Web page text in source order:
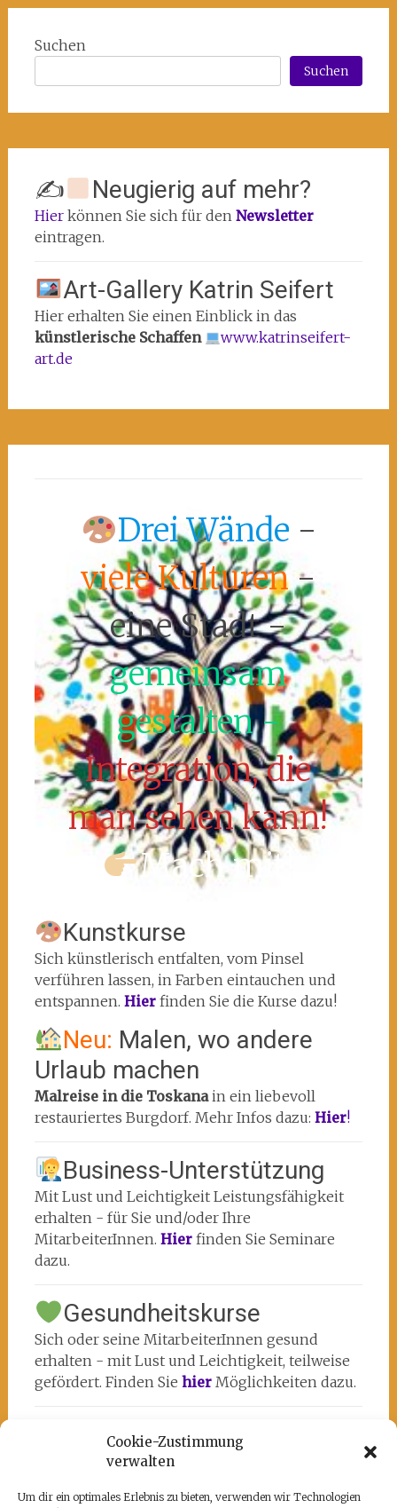
Cookie-Zustimmung
verwalten
Um dir ein optimales Erlebnis zu bieten, verwenden wir Technologien
Suchen
Suchen
✍ Neugierig auf mehr?
Hierkönnen Sie sich für den Newsletter
eintragen.
Art-Gallery Katrin Seifert
Hier erhalten Sie einen Einblick in das
künstlerische Schaffen
www.katrinseifert-
art.de
Drei Wände -
viele Kulturen-
eine Stadt -
gemeinsam
gestalten -
Integration, die
man sehen kann!
Mach mit!
Kunstkurse
Sich künstlerisch entfalten, vom Pinsel
verführen lassen, in Farben eintauchen und
entspannen. Hier finden Sie die Kurse dazu!
Neu: Malen, wo andere
Urlaub machen
Malreise in die Toskanain ein liebevoll
restauriertes Burgdorf. Mehr Infos dazu: Hier!
Business-Unterstützung
Mit Lust und Leichtigkeit Leistungsfähigkeit
erhalten - für Sie und/oder Ihre
MitarbeiterInnen. Hier finden Sie Seminare
dazu.
Gesundheitskurse
Sich oder seine MitarbeiterInnen gesund
erhalten - mit Lust und Leichtigkeit, teilweise
gefördert. Finden Sie hier Möglichkeiten dazu.